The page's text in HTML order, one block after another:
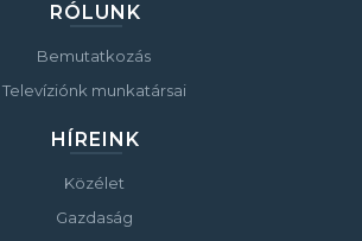
RÓLUNK
Bemutatkozás
Televíziónk munkatársai
HÍREINK
Közélet
Gazdaság